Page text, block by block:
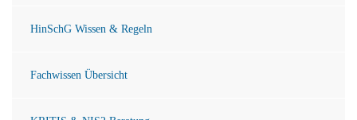
HinSchG Wissen & Regeln
Fachwissen Übersicht